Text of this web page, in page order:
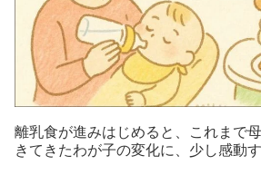
離乳食が進みはじめると、これまで
きてきたわが子の変化に、少し感動